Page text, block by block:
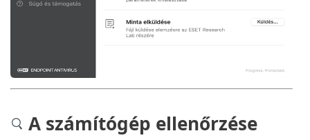
A számítógép ellenőrzése